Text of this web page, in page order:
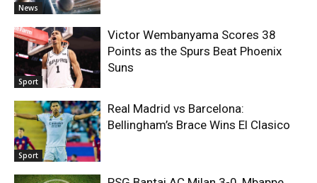
News
Sport
Victor Wembanyama Scores 38
Points as the Spurs Beat Phoenix
Suns
Sport
Real Madrid vs Barcelona:
Bellingham’s Brace Wins El Clasico